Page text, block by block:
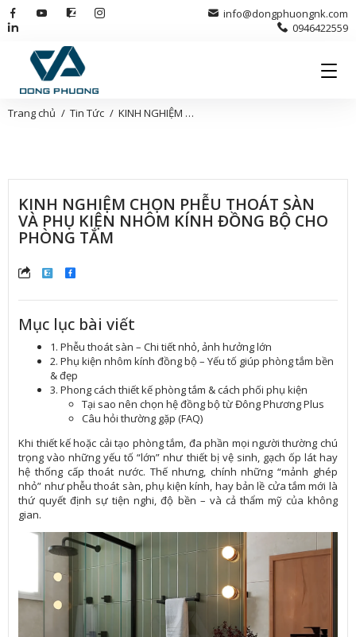
info@dongphuongnk.com
0946422559
Trang chủ Tin Tức KINH NGHIỆM CHỌN PHỄU THOÁT SÀN VÀ PHỤ KIỆN NHÔM KÍNH ĐỒNG BỘ CHO PHÒNG TẮM
KINH NGHIỆM CHỌN PHỄU THOÁT SÀN
VÀ PHỤ KIỆN NHÔM KÍNH ĐỒNG BỘ CHO
PHÒNG TẮM
Mục lục bài viết
1. Phễu thoát sàn – Chi tiết nhỏ, ảnh hưởng lớn
2. Phụ kiện nhôm kính đồng bộ – Yếu tố giúp phòng tắm bền
& đẹp
3. Phong cách thiết kế phòng tắm & cách phối phụ kiện
Tại sao nên chọn hệ đồng bộ từ Đông Phương Plus
Câu hỏi thường gặp (FAQ)
Khi thiết kế hoặc cải tạo phòng tắm, đa phần mọi người thường chú
trọng vào những yếu tố “lớn” như thiết bị vệ sinh, gạch ốp lát hay
hệ thống cấp thoát nước. Thế nhưng, chính những “mảnh ghép
nhỏ” như phễu thoát sàn, phụ kiện kính, hay bản lề cửa tắm mới là
thứ quyết định sự tiện nghi, độ bền – và cả thẩm mỹ của không
gian.